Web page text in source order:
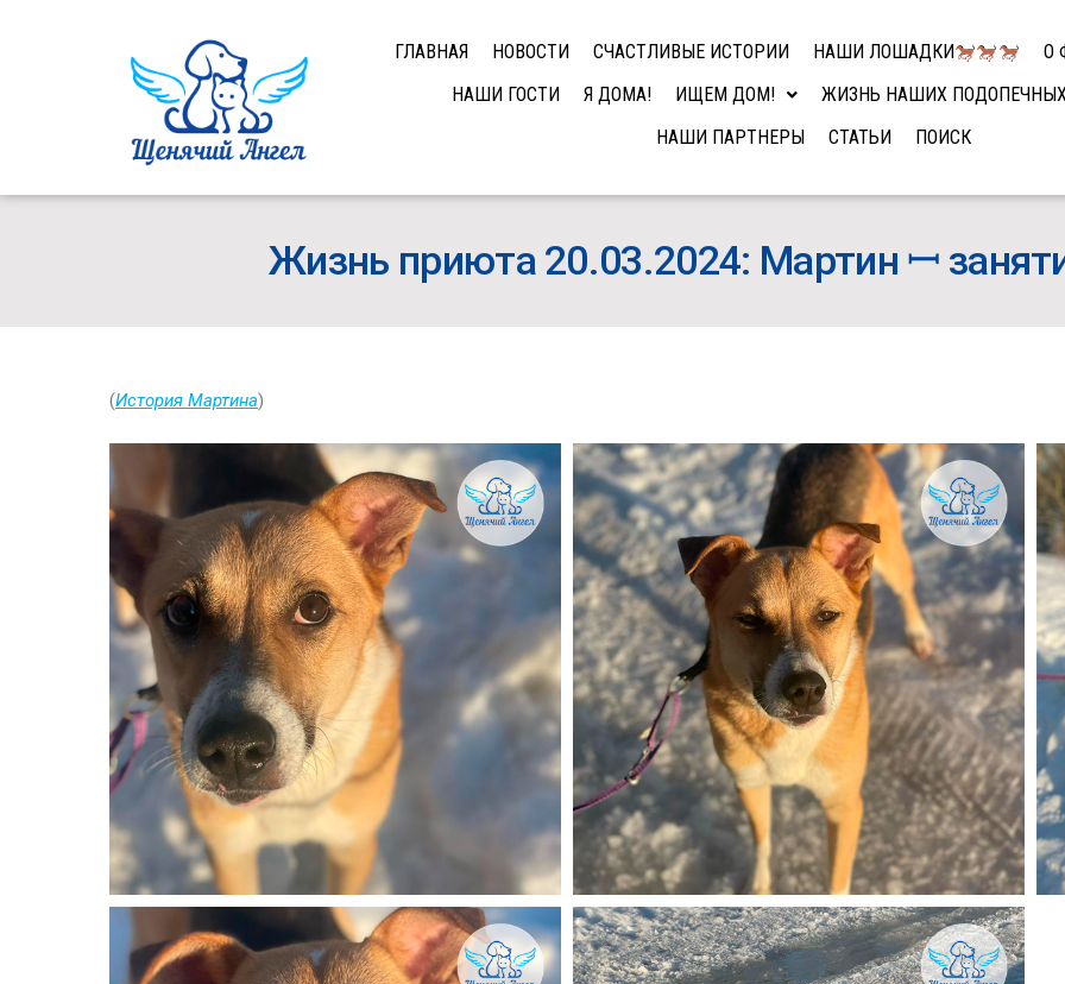
ГЛАВНАЯ НОВОСТИ СЧАСТЛИВЫЕ ИСТОРИИ НАШИ ЛОШАДКИ О
НАШИ ГОСТИ
Я ДОМА! ИЩЕМ ДОМ! ЖИЗНЬ НАШИХ
НАШИ ПАРТНЕРЫ
СТАТЬИ ПОИСК
Жизнь приюта 20.03.2024: Мартин ꟷ
(История Мартина)